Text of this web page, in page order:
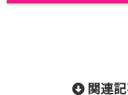
関連記